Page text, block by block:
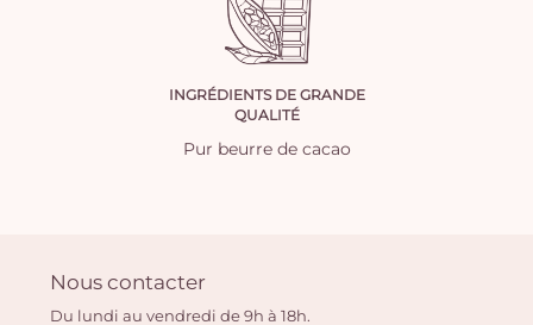
INGRÉDIENTS DE GRANDE
QUALITÉ
Pur beurre de cacao
Nous contacter
Du lundi au vendredi de 9h à 18h.